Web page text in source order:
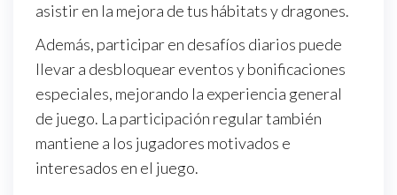
asistir en la mejora de tus hábitats y dragones.
Además, participar en desafíos diarios puede
llevar a desbloquear eventos y bonificaciones
especiales, mejorando la experiencia general
de juego. La participación regular también
mantiene a los jugadores motivados e
interesados en el juego.